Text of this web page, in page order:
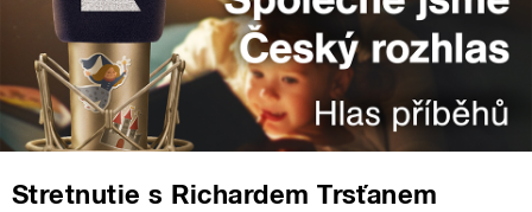
Stretnutie s Richardem Trsťanem